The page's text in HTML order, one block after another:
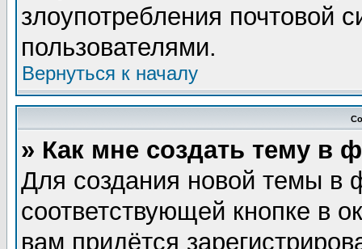
злоупотребления почтовой
пользователями.
Вернуться к началу
» Как мне создать тему в
Для создания новой темы в
соответствующей кнопке в
вам придётся